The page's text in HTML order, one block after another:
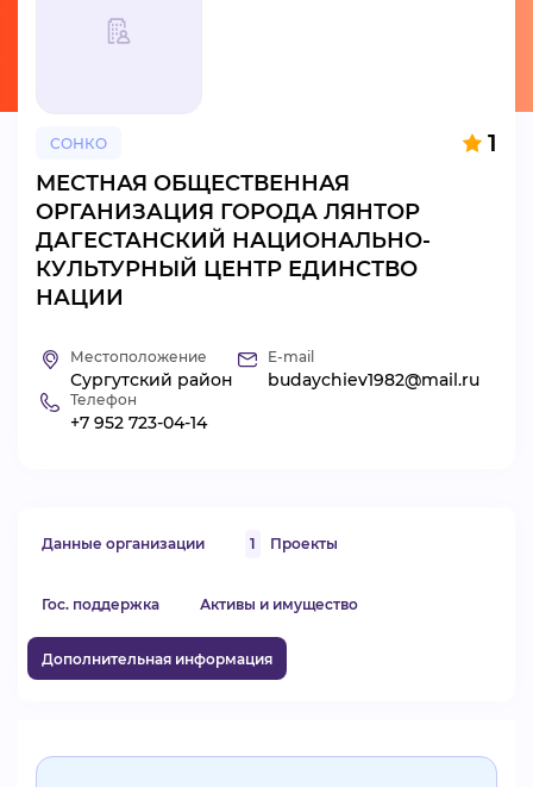
ПРОЕКТЫ
ВИДЕОКУРСЫ
СОНКО 1
МЕСТНАЯ ОБЩЕСТВЕННАЯ
ОРГАНИЗАЦИЯ ГОРОДА ЛЯНТОР
ДАГЕСТАНСКИЙ НАЦИОНАЛЬНО-
КУЛЬТУРНЫЙ ЦЕНТР ЕДИНСТВО
НАЦИИ
Местоположение
Сургутский район
E-mail
budaychiev1982@mail.ru
Телефон
+7 952 723-04-14
Данные организации 1 Проекты
Гос. поддержка Активы и имущество
Дополнительная информация